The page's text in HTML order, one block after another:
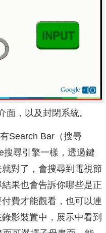
，以及封閉系統。
Search Bar（搜尋
尋引擎一樣，透過鍵
對了，會搜尋到電視節
果也會告訴你哪些是正
費才能觀看，也可以連
影裝置中，展示中看到